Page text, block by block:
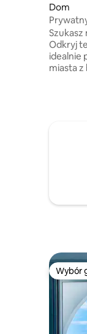
Dom
Szukasz
Odkryj
idealnie
miasta
plaży.
i
z
Wybór
Wybór